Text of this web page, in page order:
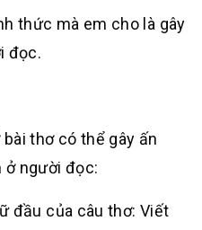
thức mà em cho là gây
đọc.
thơ có thể gây ấn
ở người đọc:
đầu của câu thơ: Viết